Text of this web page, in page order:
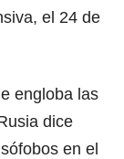
el 24 de
engloba las
dice
en el